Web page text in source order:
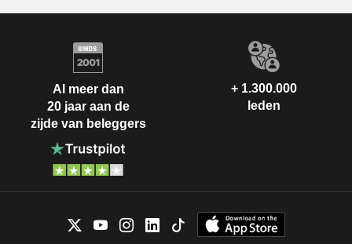
Al meer dan
20 jaar aan de
zijde van beleggers
+ 1.300.000
leden